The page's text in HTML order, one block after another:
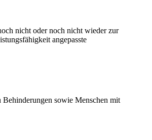
nicht oder noch nicht wieder zur
angepasste
sowie Menschen mit